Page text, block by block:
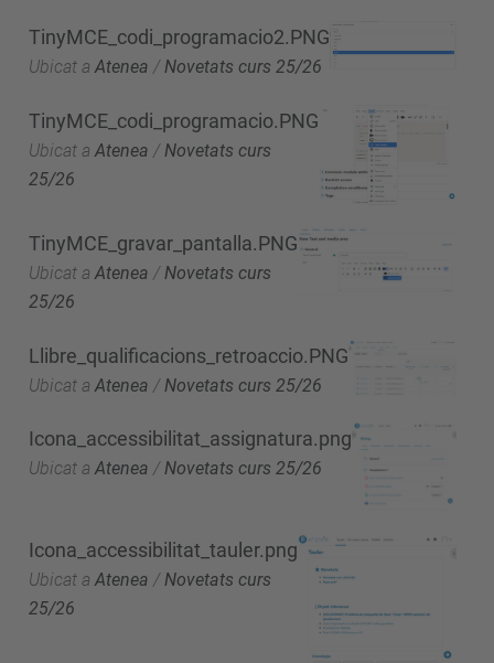
TinyMCE_codi_programacio2.PNG
Ubicat a Atenea /Novetats curs 25/26
TinyMCE_codi_programacio.PNG
Ubicat a Atenea / Novetats curs
25/26
TinyMCE_gravar_pantalla.PNG
Ubicat a Atenea /Novetats curs
25/26
Llibre_qualificacions_retroaccio.PNG
Ubicat a Atenea / Novetats curs 25/26
Icona_accessibilitat_assignatura.png
Ubicat a Atenea /Novetats curs 25/26
Icona_accessibilitat_tauler.png
Ubicat a Atenea / Novetats curs
25/26